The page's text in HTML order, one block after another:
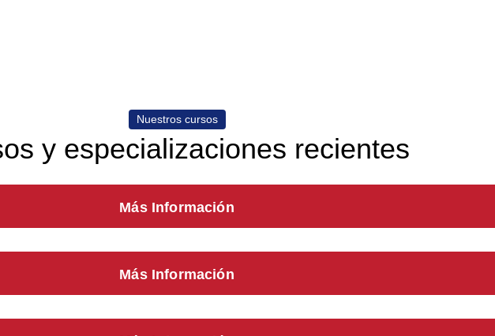
Nuestros cursos
y especializaciones recientes
Más Información
Más Información